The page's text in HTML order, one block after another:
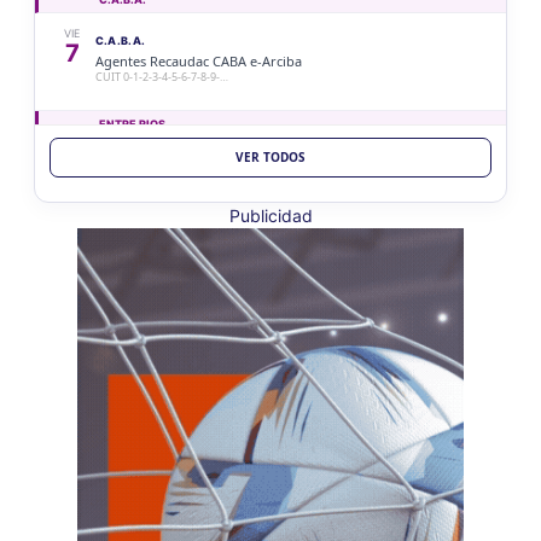
VIE
7 C.A.B.A.
Agentes Recaudac CABA e-Arciba
CUIT 0-1-2-3-4-5-6-7-8-9-…
ENTRE RIOS
7
CUIT 5-6-7-8-9-…
VIE
7 Agentes Ret. y Perc. E. Rios
CUIT 5-6-7-8-9-…
JUJUY
Agentes Ret. Perc. Jujuy
CUIT 0-1-2-3-4-…
LA RIOJA
7 Agentes Percepcion La Rioja
VER TODOS
Publicidad